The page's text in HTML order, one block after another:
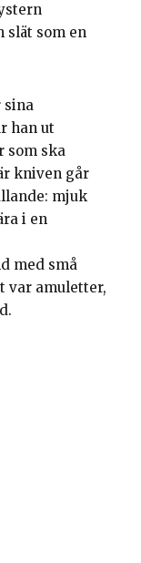
slät som en
sina
han ut
som ska
kniven går
mjuk
i en
med små
var amuletter,